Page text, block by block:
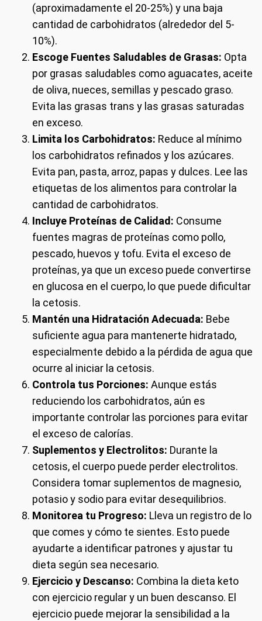
(aproximadamente el 20-25%) y una baja
cantidad de carbohidratos (alrededor del 5-
10%).
Escoge Fuentes Saludables de Grasas: Opta
por grasas saludables como aguacates, aceite
de oliva, nueces, semillas y pescado graso.
Evita las grasas trans y las grasas saturadas
en exceso.
Limita los Carbohidratos: Reduce al mínimo
los carbohidratos refinados y los azúcares.
Evita pan, pasta, arroz, papas y dulces. Lee las
etiquetas de los alimentos para controlar la
cantidad de carbohidratos.
Incluye Proteínas de Calidad: Consume
fuentes magras de proteínas como pollo,
pescado, huevos y tofu. Evita el exceso de
proteínas, ya que un exceso puede convertirse
en glucosa en el cuerpo, lo que puede dificultar
la cetosis.
Mantén una Hidratación Adecuada: Bebe
suficiente agua para mantenerte hidratado,
especialmente debido a la pérdida de agua que
ocurre al iniciar la cetosis.
Controla tus Porciones: Aunque estás
reduciendo los carbohidratos, aún es
importante controlar las porciones para evitar
el exceso de calorías.
Suplementos y Electrolitos: Durante la
cetosis, el cuerpo puede perder electrolitos.
Considera tomar suplementos de magnesio,
potasio y sodio para evitar desequilibrios.
Monitorea tu Progreso: Lleva un registro de lo
que comes y cómo te sientes. Esto puede
ayudarte a identificar patrones y ajustar tu
dieta según sea necesario.
Ejercicio y Descanso: Combina la dieta keto
con ejercicio regular y un buen descanso. El
ejercicio puede mejorar la sensibilidad a la